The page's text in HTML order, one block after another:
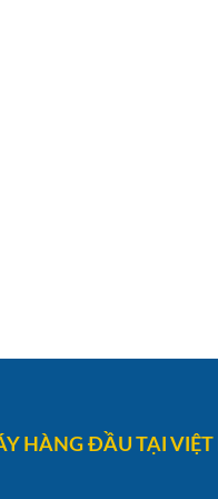
HÀNG ĐẦU TẠI VIỆT